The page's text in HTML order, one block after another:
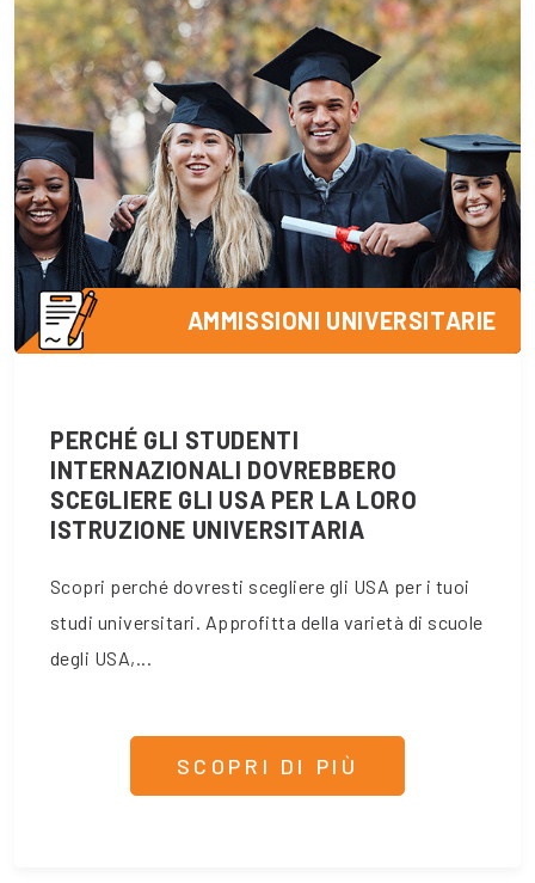
AMMISSIONI UNIVERSITARIE
PERCHÉ GLI STUDENTI
INTERNAZIONALI DOVREBBERO
SCEGLIERE GLI USA PER LA LORO
ISTRUZIONE UNIVERSITARIA
Scopri perché dovresti scegliere gli USA per i tuoi
studi universitari. Approfitta della varietà di scuole
degli USA,...
SCOPRI DI PIÙ